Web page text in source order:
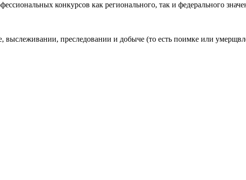
конкурсов как регионального, так и федерального
выслеживании, преследовании и добыче (то есть поимке или